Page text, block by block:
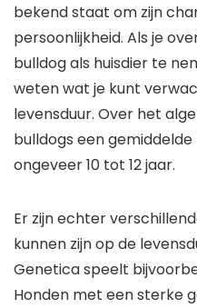
bekend staat om zijn
persoonlijkheid. Als je
bulldog als huisdier te
weten wat je kunt
levensduur. Over het
bulldogs een
ongeveer 10 tot 12 jaar.
Er zijn echter
kunnen zijn op de
Genetica speelt
Honden met een sterke